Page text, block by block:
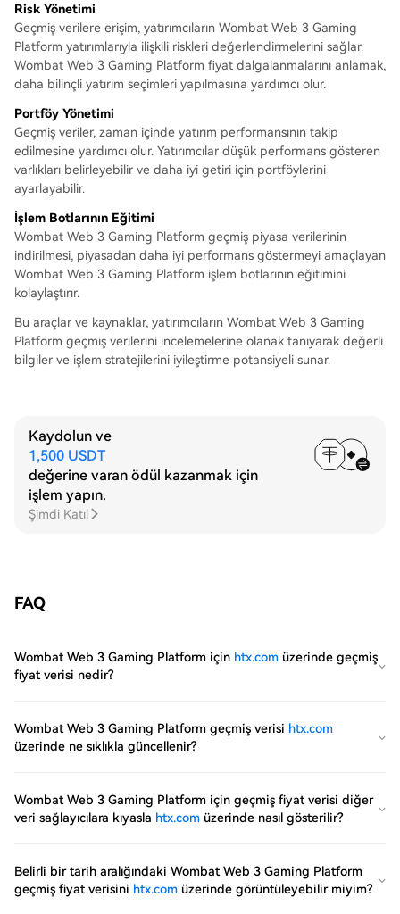
Risk Yönetimi
Geçmiş verilere erişim, yatırımcıların Wombat Web 3 Gaming
Platform yatırımlarıyla ilişkili riskleri değerlendirmelerini sağlar.
Wombat Web 3 Gaming Platform fiyat dalgalanmalarını anlamak,
daha bilinçli yatırım seçimleri yapılmasına yardımcı olur.
Portföy Yönetimi
Geçmiş veriler, zaman içinde yatırım performansının takip
edilmesine yardımcı olur. Yatırımcılar düşük performans gösteren
varlıkları belirleyebilir ve daha iyi getiri için portföylerini
ayarlayabilir.
İşlem Botlarının Eğitimi
Wombat Web 3 Gaming Platform geçmiş piyasa verilerinin
indirilmesi, piyasadan daha iyi performans göstermeyi amaçlayan
Wombat Web 3 Gaming Platform işlem botlarının eğitimini
kolaylaştırır.
Bu araçlar ve kaynaklar, yatırımcıların Wombat Web 3 Gaming
Platform geçmiş verilerini incelemelerine olanak tanıyarak değerli
bilgiler ve işlem stratejilerini iyileştirme potansiyeli sunar.
Kaydolun ve
1,500 USDT
değerine varan ödül kazanmak için
işlem yapın.
Şimdi Katıl
FAQ
Wombat Web 3 Gaming Platform için htx.com üzerinde geçmiş
fiyat verisi nedir?
Wombat Web 3 Gaming Platform geçmiş verisi htx.com
üzerinde ne sıklıkla güncellenir?
Wombat Web 3 Gaming Platform için geçmiş fiyat verisi diğer
veri sağlayıcılara kıyasla htx.com üzerinde nasıl gösterilir?
Belirli bir tarih aralığındaki Wombat Web 3 Gaming Platform
geçmiş fiyat verisini htx.com üzerinde görüntüleyebilir miyim?